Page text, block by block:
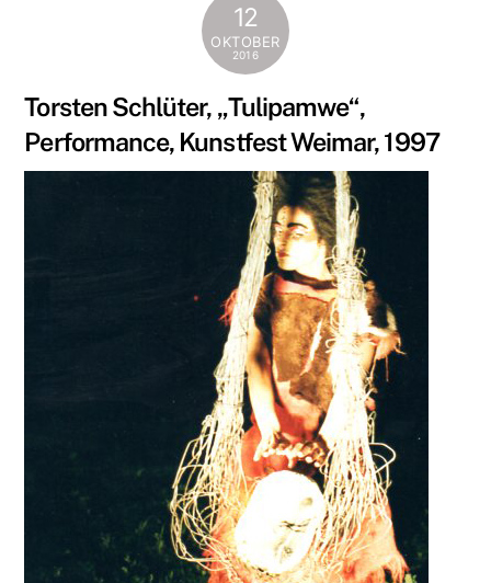
12
OKTOBER
2016
Torsten Schlüter, „Tulipamwe“,
Performance, Kunstfest Weimar, 1997